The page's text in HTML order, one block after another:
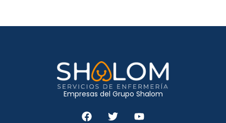
Empresas del Grupo Shalom